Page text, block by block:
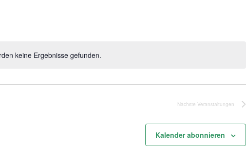
keine Ergebnisse gefunden.
Nächste Veranstaltungen
Kalender abonnieren